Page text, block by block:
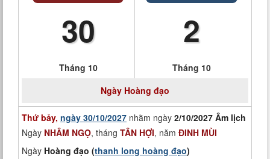
30
Tháng 10
2
Tháng 10
Ngày Hoàng đạo
Thứ bảy, ngày 30/10/2027 nhằm ngày 2/10/2027 Âm lịch
Ngày NHÂM NGỌ, tháng TÂN HỢI, năm ĐINH MÙI
Ngày Hoàng đạo (thanh long hoàng đạo)